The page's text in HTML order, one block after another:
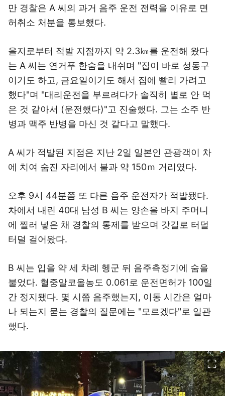
만 경찰은 A 씨의 과거 음주 운전 전력을 이유로 면
허취소 처분을 통보했다.
을지로부터 적발 지점까지 약 2.3㎞를 운전해 왔다
는 A 씨는 연거푸 한숨을 내쉬며 "집이 바로 성동구
이기도 하고, 금요일이기도 해서 집에 빨리 가려고
했다"며 "대리운전을 부르려다가 솔직히 별로 안 먹
은 것 같아서 (운전했다)"고 진술했다. 그는 소주 반
병과 맥주 반병을 마신 것 같다고 말했다.
A 씨가 적발된 지점은 지난 2일 일본인 관광객이 차
에 치여 숨진 자리에서 불과 약 150ｍ 거리였다.
오후 9시 44분쯤 또 다른 음주 운전자가 적발됐다.
차에서 내린 40대 남성 B 씨는 양손을 바지 주머니
에 찔러 넣은 채 경찰의 통제를 받으며 갓길로 터덜
터덜 걸어왔다.
B 씨는 입을 약 세 차례 헹군 뒤 음주측정기에 숨을
불었다. 혈중알코올농도 0.061로 운전면허가 100일
간 정지됐다. 몇 시쯤 음주했는지, 이동 시간은 얼마
나 되는지 묻는 경찰의 질문에는 "모르겠다"로 일관
했다.